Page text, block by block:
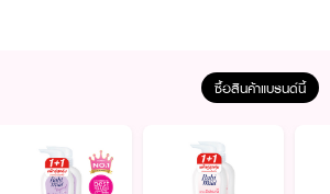
ำจากพืชธรรมชาติ
ชนิด ได้แก่ สารพาราเบน, สารสบู่, สี, สาร SLS, กลู
, พทาเลท, ลาโนลิน, เอทาโนลามีน, BHA/BHT
10-1-6200039068
ซื้อสินค้าแบรนด์นี้